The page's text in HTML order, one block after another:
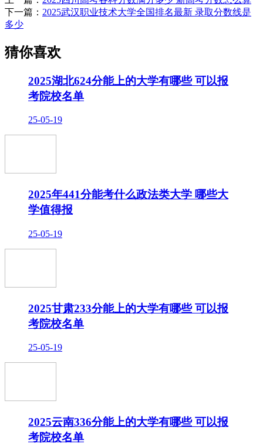
下一篇： 2025武汉职业技术大学全国排名最新 录取分数线是
多少
猜你喜欢
2025湖北624分能上的大学有哪些 可以报
考院校名单
25-05-19
2025年441分能考什么政法类大学 哪些大
学值得报
25-05-19
2025甘肃233分能上的大学有哪些 可以报
考院校名单
25-05-19
2025云南336分能上的大学有哪些 可以报
考院校名单